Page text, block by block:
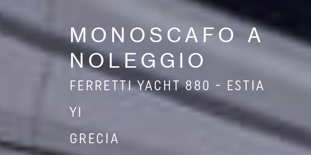
MONOSCAFO A
NOLEGGIO
FERRETTI YACHT 880 - ESTIA
YI
GRECIA